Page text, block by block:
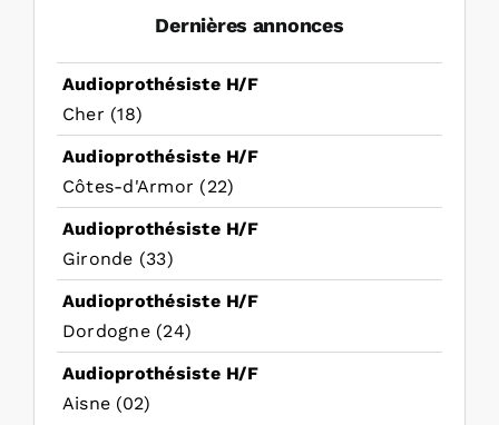
Dernières annonces
Audioprothésiste H/F
Cher (18)
Audioprothésiste H/F
Côtes-d'Armor (22)
Audioprothésiste H/F
Gironde (33)
Audioprothésiste H/F
Dordogne (24)
Audioprothésiste H/F
Aisne (02)